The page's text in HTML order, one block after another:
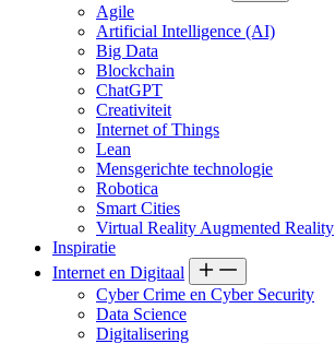
Agile
Artificial Intelligence (AI)
Big Data
Blockchain
ChatGPT
Creativiteit
Internet of Things
Lean
Mensgerichte technologie
Robotica
Smart Cities
Virtual Reality Augmented Reality
Inspiratie
Internet en Digitaal
Cyber Crime en Cyber Security
Data Science
Digitalisering